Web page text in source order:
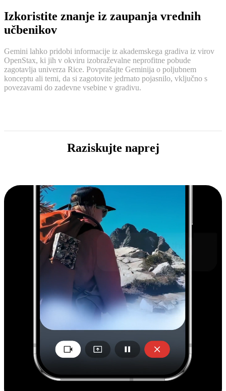
Izkoristite znanje iz zaupanja vrednih
učbenikov
Gemini lahko pridobi informacije iz akademskega gradiva iz virov
OpenStax, ki jih v okviru izobraževalne neprofitne pobude
zagotavlja univerza Rice. Povprašajte Geminija o poljubnem
konceptu ali temi, da si zagotovite jedrnato pojasnilo, vključno s
povezavami do zadevne vsebine v gradivu.
Raziskujte naprej